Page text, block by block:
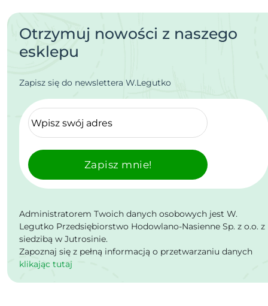
Otrzymuj nowości z naszego
esklepu
Zapisz się do newslettera W.Legutko
Zapisz mnie!
Administratorem Twoich danych osobowych jest W.
Legutko Przedsiębiorstwo Hodowlano-Nasienne Sp. z o.o. z
siedzibą w Jutrosinie.
Zapoznaj się z pełną informacją o przetwarzaniu danych
klikając tutaj